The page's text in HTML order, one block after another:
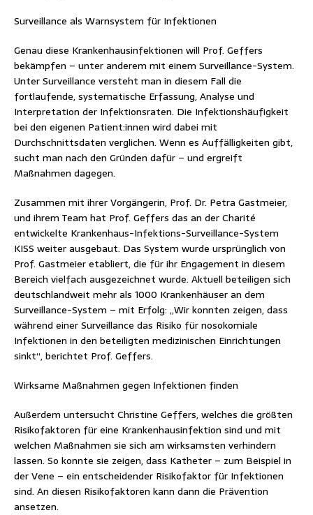
Surveillance als Warnsystem für Infektionen
Genau diese Krankenhausinfektionen will Prof. Geffers
bekämpfen – unter anderem mit einem Surveillance-System.
Unter Surveillance versteht man in diesem Fall die
fortlaufende, systematische Erfassung, Analyse und
Interpretation der Infektionsraten. Die Infektionshäufigkeit
bei den eigenen Patient:innen wird dabei mit
Durchschnittsdaten verglichen. Wenn es Auffälligkeiten gibt,
sucht man nach den Gründen dafür – und ergreift
Maßnahmen dagegen.
Zusammen mit ihrer Vorgängerin, Prof. Dr. Petra Gastmeier,
und ihrem Team hat Prof. Geffers das an der Charité
entwickelte Krankenhaus-Infektions-Surveillance-System
KISS weiter ausgebaut. Das System wurde ursprünglich von
Prof. Gastmeier etabliert, die für ihr Engagement in diesem
Bereich vielfach ausgezeichnet wurde. Aktuell beteiligen sich
deutschlandweit mehr als 1000 Krankenhäuser an dem
Surveillance-System – mit Erfolg: „Wir konnten zeigen, dass
während einer Surveillance das Risiko für nosokomiale
Infektionen in den beteiligten medizinischen Einrichtungen
sinkt“, berichtet Prof. Geffers.
Wirksame Maßnahmen gegen Infektionen finden
Außerdem untersucht Christine Geffers, welches die größten
Risikofaktoren für eine Krankenhausinfektion sind und mit
welchen Maßnahmen sie sich am wirksamsten verhindern
lassen. So konnte sie zeigen, dass Katheter – zum Beispiel in
der Vene – ein entscheidender Risikofaktor für Infektionen
sind. An diesen Risikofaktoren kann dann die Prävention
ansetzen.